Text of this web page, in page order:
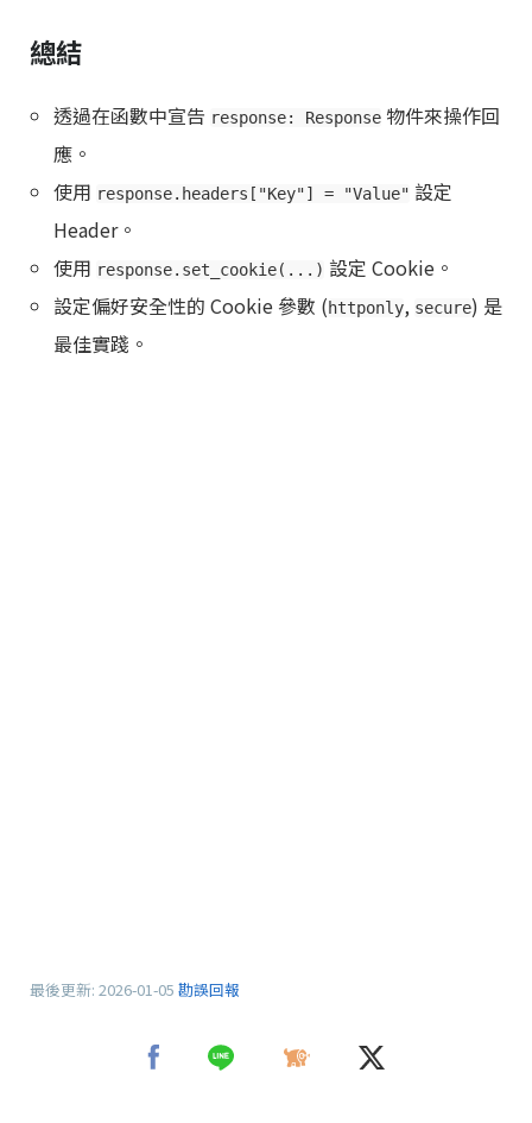
總結
透過在函數中宣告 response: Response 物件來操作回
應。
使用 response.headers["Key"] = "Value" 設定
Header。
使用 response.set_cookie(...) 設定 Cookie。
設定偏好安全性的 Cookie 參數 (httponly, secure) 是
最佳實踐。
最後更新: 2026-01-05 勘誤回報